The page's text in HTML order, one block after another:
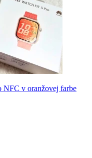
NFC v oranžovej farbe